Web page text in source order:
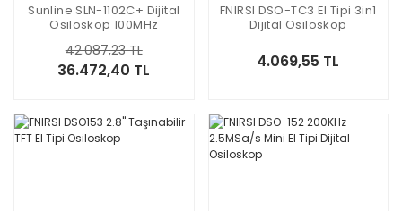
Sunline SLN-1102C+ Dijital
Osiloskop 100MHz
36.472,40 TL
42.087,23 TL
FNIRSI DSO-TC3 El Tipi 3in1
Dijital Osiloskop
4.069,55 TL